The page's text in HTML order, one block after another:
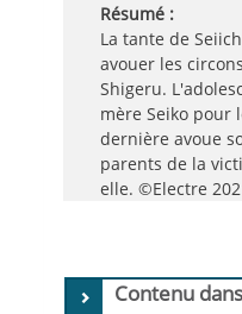
Résumé :
La tante de
avouer les
Shigeru.
mère Seiko pour
dernière avoue
parents de la
elle. ©Electre
Contenu dans